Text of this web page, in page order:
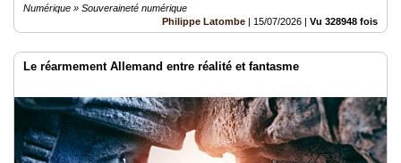
Numérique » Souveraineté numérique
Philippe Latombe | 15/07/2026 | Vu 328948 fois
Le réarmement Allemand entre réalité et fantasme